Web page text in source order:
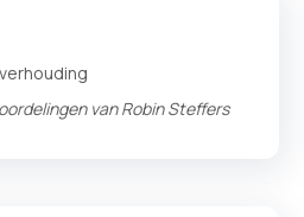
vanRobin Steffers